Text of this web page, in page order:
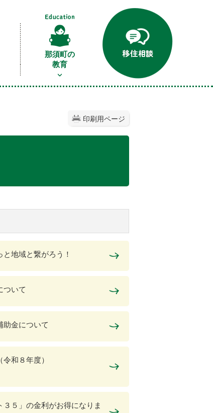
那須町の
教育
印刷用ページ
と地域と繋がろう！
ついて
助金について
和８年度）
５」の金利がお得になりま